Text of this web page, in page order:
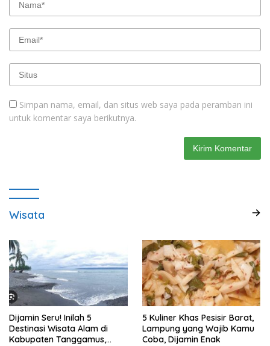
Simpan nama, email, dan situs web saya pada peramban ini
untuk komentar saya berikutnya.
Wisata
Dijamin Seru! Inilah 5
Destinasi Wisata Alam di
Kabupaten Tanggamus,
5 Kuliner Khas Pesisir Barat,
Lampung yang Wajib Kamu
Coba, Dijamin Enak